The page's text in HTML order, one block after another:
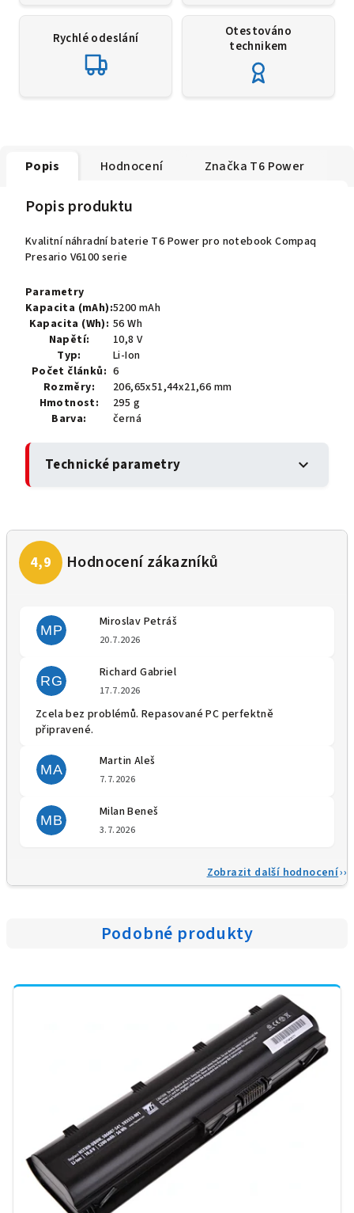
Rychlé odeslání
Otestováno
technikem
Popis Hodnocení Značka T6 Power
Popis produktu
Kvalitní náhradní baterie T6 Power pro notebook Compaq
Presario V6100 serie
Parametry
Kapacita (mAh):5200 mAh
Kapacita (Wh): 56 Wh
Napětí:
10,8 V
Typ:
Li-Ion
Počet článků: 6
Rozměry:
206,65x51,44x21,66 mm
Hmotnost:
295 g
Barva:
černá
Technické parametry expand_more
MP
Miroslav Petráš
20.7.2026
RG
Richard Gabriel
17.7.2026
Zcela bez problémů. Repasované PC perfektně
připravené.
MA
Martin Aleš
7.7.2026
MB
Milan Beneš
3.7.2026
Zobrazit další hodnocení
Podobné produkty